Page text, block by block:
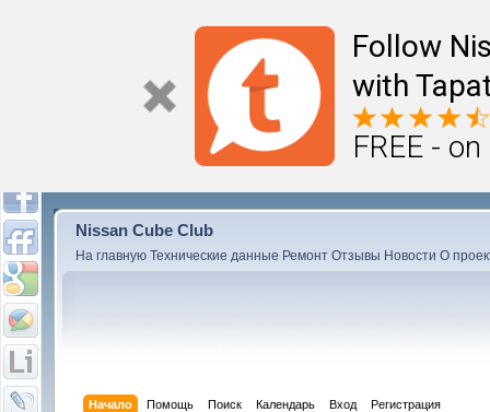
Follow
with
FREE -
Nissan Cube Club
На главную Технические данные Ремонт Отзывы Новости О
Начало Помощь Поиск Календарь Вход Регистрация